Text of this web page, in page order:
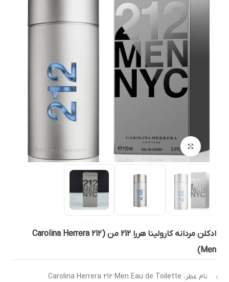
بزرگنمایی تصویر
ادکلن مردانه کارولینا هررا 212 من (Carolina Herrera 212
نام عطر: Carolina Herrera 212 Men Eau de Toilette